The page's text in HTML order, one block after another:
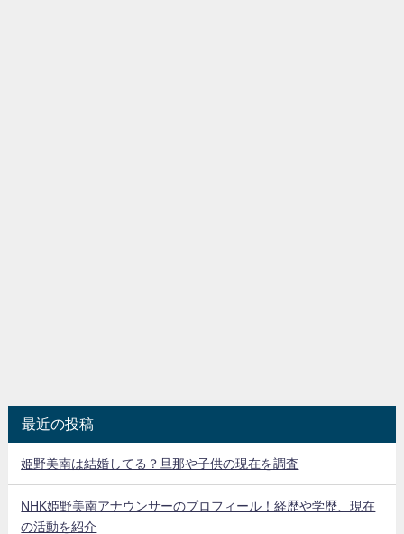
最近の投稿
姫野美南は結婚してる？旦那や子供の現在を調査
NHK姫野美南アナウンサーのプロフィール！経歴や学歴、現在
の活動を紹介